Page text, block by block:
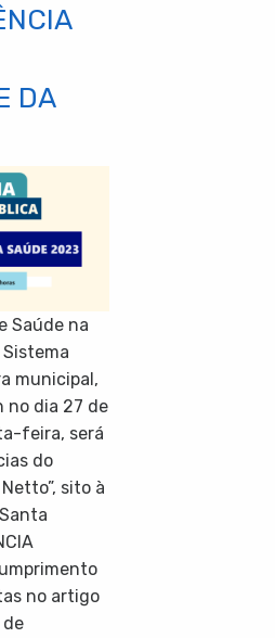
DA
Saúde na
municipal,
no dia 27 de
feira, será
do
sito à
no artigo
de